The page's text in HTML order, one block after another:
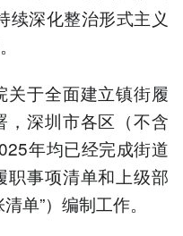
续深化整治形式主义
关于全面建立镇街履
，深圳市各区（不含
年均已经完成街道
职事项清单和上级部
单”）编制工作。